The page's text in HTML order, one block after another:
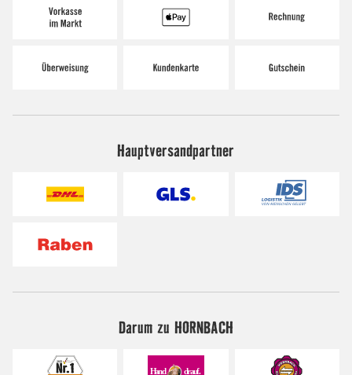
Hauptversandpartner
Darum zu HORNBACH